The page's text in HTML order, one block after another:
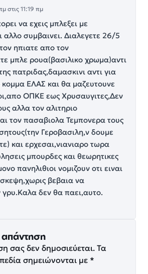
στις 11:19 πμ
να εχεις μπλεξει με
αλλο συμβαινει. Διαλεγετε 26/5
ηπιατε απο τον
μπλε ρουα(βασιλικο χρωμα)αντι
πατριδας,δαμασκινι αντι για
κομμα ΕΛΑΣ και θα μαζευτουνε
ΟΠΚΕ εως Χρυσαυγιτες,Δεν
αλλα τον αλιτηριο
τον πασαβιολα Τεμπονερα τους
Γεροβασιλη,ν δουμε
και ερχεσαι,νιανιαρο τωρα
μπουρδες και θεωρητικες
πανηλιθιοι νομιζουν οτι ειναι
βεβαια να
γρυ.Καλα δεν θα παει,αυτο.
σας δεν δημοσιεύεται. Τα
σημειώνονται με *